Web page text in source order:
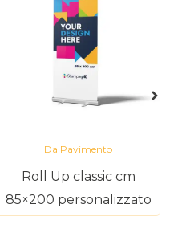
Da Pavimento
Roll Up classic cm
85×200 personalizzato